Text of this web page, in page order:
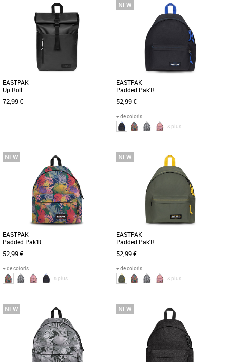
Nouvelle collection Eastpak
Le sac à dos essentiel offre un espace
optimal pour vos essentiels de travail.
Les deux compartiments, [...]
Nouvelle collection Eastpak
Découvrez le sac à dos Eastpak Day
Office, un allié idéal pour les journées
actives du printemps [...]
EASTPAK
Up Roll
72,99 €
Nouvelle collection Eastpak
Partez à l'aventure avec la collection de
modèles résistants aux intempéries. Ce
sac à dos à [...]
EASTPAK
Padded Pak'R
52,99 €
+ de coloris
& plus
Nouvelle collection Eastpak
Découvrez le sac à dos Eastpak
Padded Pak'R, un modèle
emblématique alliant style et
fonctionnalité [...]
EASTPAK
Padded Pak'R
52,99 €
+ de coloris
& plus
Nouvelle collection Eastpak
Le sac à dos Eastpak Padded Pak'R
allie style et fonctionnalité pour
accompagner toutes vos escapades [...]
EASTPAK
Padded Pak'R
52,99 €
+ de coloris
& plus
Nouvelle collection Eastpak
Découvrez le sac à dos Eastpak
Padded Pak'R, un modèle unisexe
alliant praticité et style pour la [...]